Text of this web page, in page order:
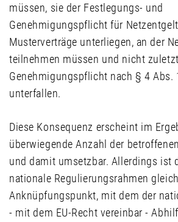
müssen, sie der Festlegungs- und
Genehmigungspflicht für
Musterverträge unterliegen, an der
teilnehmen müssen und nicht
Genehmigungspflicht nach § 4 Abs.
unterfallen.
Diese Konsequenz erscheint im
überwiegende Anzahl der
und damit umsetzbar. Allerdings ist
nationale Regulierungsrahmen
Anknüpfungspunkt, mit dem der
- mit dem EU-Recht vereinbar -